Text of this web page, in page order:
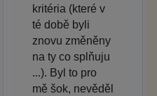
kritéria (které v
té době byli
znovu změněny
na ty co splňuju
...). Byl to pro
mě šok, nevěděl